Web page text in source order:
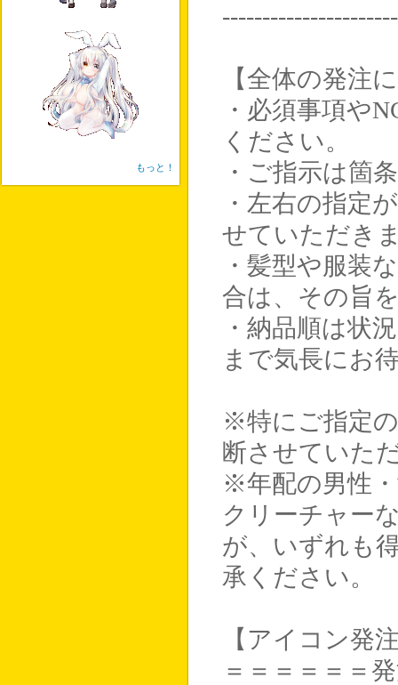
【全体の発注
・必須事項や
ください。
・ご指示は箇
・左右の指定
せていただき
・髪型や服装
合は、その旨
・納品順は状
まで気長にお
※特にご指定
断させていた
※年配の男性
クリーチャー
が、いずれも
承ください。
【アイコン発
＝＝＝＝＝＝
もっと！